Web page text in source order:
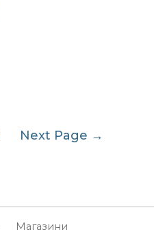
Next Page →
Магазини